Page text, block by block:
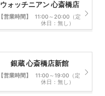
ウォッチニアン 心斎橋店
【営業時間】
11:00～20:00（定
休日：無し）
銀蔵 心斎橋店新館
【営業時間】
11:00～19:00（定
休日：無し）